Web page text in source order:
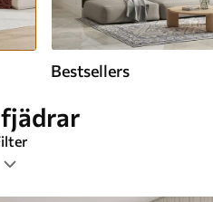
Bestsellers